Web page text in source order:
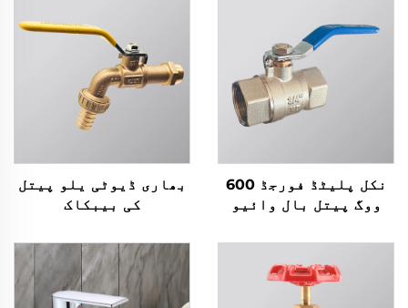
نکل پلیٹڈ فورجڈ 600
ووگ پیتل بال وائیو
بھاری ڈیوٹی یلو پیتل
کی بیبکاک